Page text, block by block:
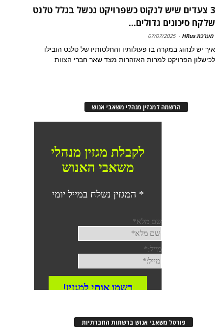
3 צעדים שיש לנקוט כשפרויקט נכשל בגלל טלנט
שלקח סיכונים גדולים...
מערכת HRus -
07/07/2025
איך יש לנהוג במקרה בו פעולותיו והחלטותיו של טלנט הובילו
לכישלון הפרויקט למרות האזהרות מצד שאר חברי הצוות
הרשמה למגזין מנהלי משאבי אנוש
פורטל משאבי אנוש ברשתות החברתיות